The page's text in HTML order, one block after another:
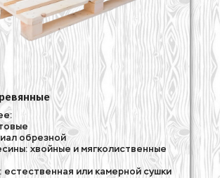
обрезной
хвойные и мягколиственные
или камерной сушки